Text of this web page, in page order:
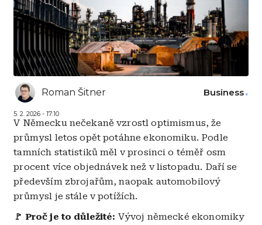
Roman Šitner
5. 2. 2026 - 17:10
Business
V Německu nečekaně vzrostl optimismus, že
průmysl letos opět potáhne ekonomiku. Podle
tamních statistiků měl v prosinci o téměř osm
procent více objednávek než v listopadu. Daří se
především zbrojařům, naopak automobilový
průmysl je stále v potížích.
🚩 Proč je to důležité: Vývoj německé ekonomiky